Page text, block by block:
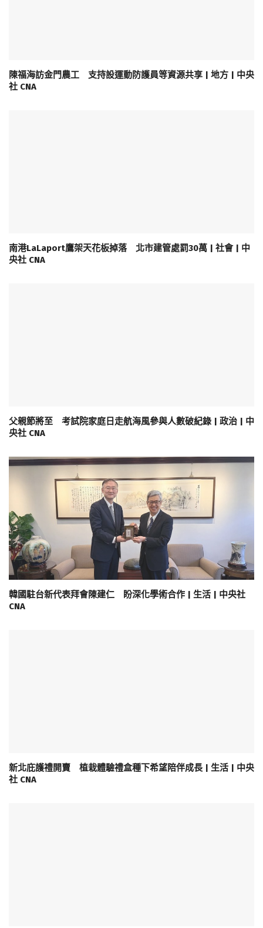
陳福海訪金門農工 支持設運動防護員等資源共享 | 地方 | 中央
社 CNA
南港LaLaport鷹架天花板掉落 北市建管處罰30萬 | 社會 | 中
央社 CNA
父親節將至 考試院家庭日走航海風參與人數破紀錄 | 政治 | 中
央社 CNA
韓國駐台新代表拜會陳建仁 盼深化學術合作 | 生活 | 中央社
CNA
新北庇護禮開賣 植栽體驗禮盒種下希望陪伴成長 | 生活 | 中央
社 CNA